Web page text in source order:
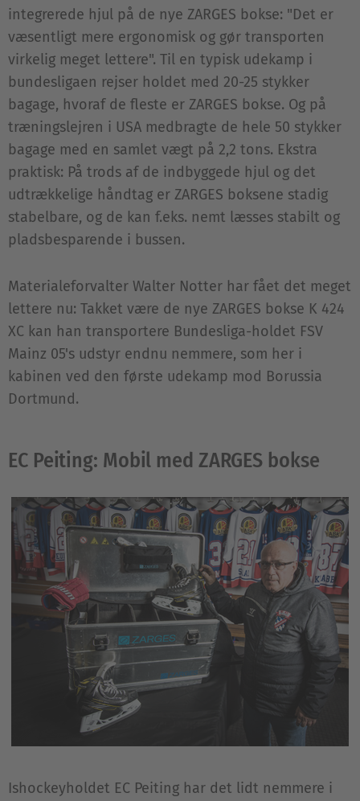
integrerede hjul på de nye ZARGES bokse: "Det er
væsentligt mere ergonomisk og gør transporten
virkelig meget lettere". Til en typisk udekamp i
bundesligaen rejser holdet med 20-25 stykker
bagage, hvoraf de fleste er ZARGES bokse. Og på
træningslejren i USA medbragte de hele 50 stykker
bagage med en samlet vægt på 2,2 tons. Ekstra
praktisk: På trods af de indbyggede hjul og det
udtrækkelige håndtag er ZARGES boksene stadig
stabelbare, og de kan f.eks. nemt læsses stabilt og
pladsbesparende i bussen.
Materialeforvalter Walter Notter har fået det meget
lettere nu: Takket være de nye ZARGES bokse K 424
XC kan han transportere Bundesliga-holdet FSV
Mainz 05's udstyr endnu nemmere, som her i
kabinen ved den første udekamp mod Borussia
Dortmund.
EC Peiting: Mobil med ZARGES bokse
Ishockeyholdet EC Peiting har det lidt nemmere i